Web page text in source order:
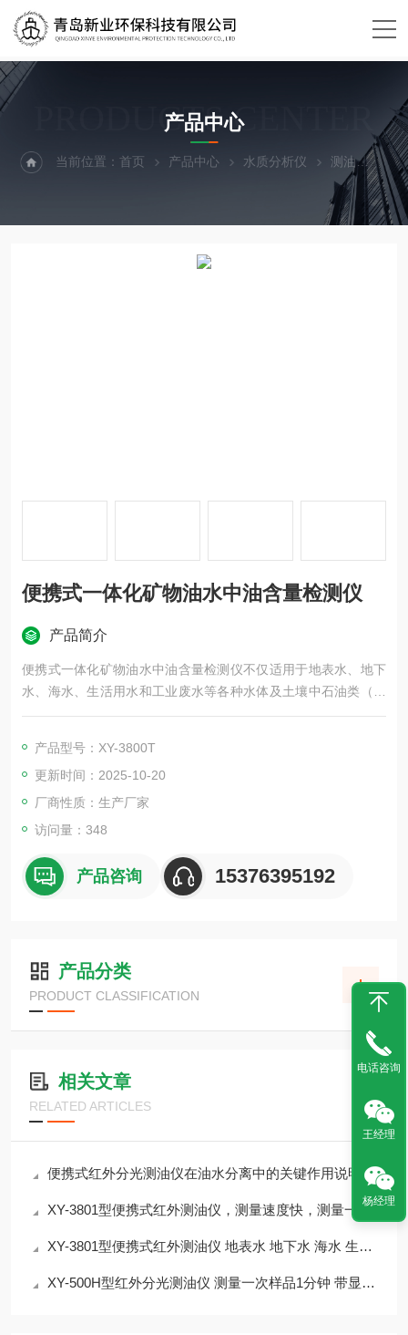
PRODUCTS CENTER
产品中心
当前位置：首页 产品中心 水质分析仪 测油 XY-
便携式一体化矿物油水中油含量检测仪
产品简介
便携式一体化矿物油水中油含量检测仪不仅适用于地表水、地下
水、海水、生活用水和工业废水等各种水体及土壤中石油类（矿
物油）、动植物油及总油含量的监测，同时也是烟气(饮食行业油
度检测及含各种不同C-H键有机物总量和分量的测量。
产品型号：XY-3800T
更新时间：2025-10-20
厂商性质：生产厂家
访问量：348
产品咨询 15376395192
产品分类
PRODUCT CLASSIFICATION
相关文章
RELATED ARTICLES
便携式红外分光测油仪在油水分离中的关键作用说明
XY-3801型便携式红外测油仪，测量速度快，测量一次样品仅需1分钟
XY-3801型便携式红外测油仪 地表水 地下水 海水 生活用水 工业废水
XY-500H型红外分光测油仪 测量一次样品1分钟 带显示屏
电话咨询
王经理
杨经理